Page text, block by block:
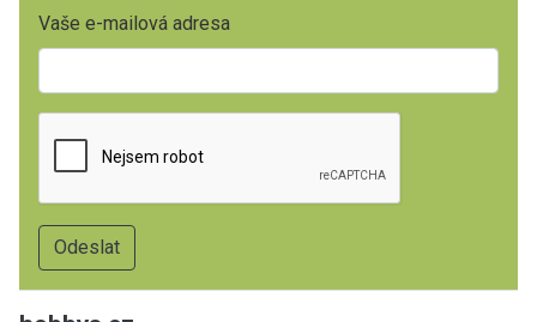
Vaše e-mailová adresa